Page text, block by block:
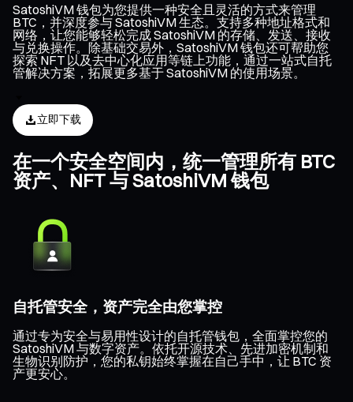
SatoshiVM 钱包为您提供一种安全且灵活的方式来管理
BTC，并深度参与 SatoshiVM 生态。支持多种地址格式和
网络，让您能够轻松完成 SatoshiVM 的存储、发送、接收
与兑换操作。除基础交易外，SatoshiVM 钱包还可帮助您
探索 NFT 以及去中心化应用等链上功能，通过一站式自托
管解决方案，拓展更多基于 SatoshiVM 的使用场景。
立即下载
在一个安全空间内，统一管理所有 BTC
资产、NFT 与 SatoshiVM 钱包
自托管安全，资产完全由您掌控
通过专为安全与易用性设计的自托管钱包，全面掌控您的
SatoshiVM 与数字资产。依托开源技术、先进加密机制和
生物识别防护，您的私钥始终掌握在自己手中，让 BTC 资
产更安心。